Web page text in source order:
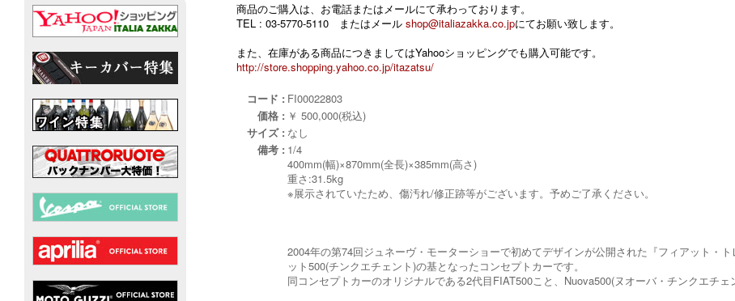
商品のご購入は、お電話またはメールにて承わっております。
TEL : 03-5770-5110 またはメール shop@italiazakka.co.jpにてお願い致します。
また、在庫がある商品につきましてはYahooショッピングでも購入可能です。
http://store.shopping.yahoo.co.jp/itazatsu/
コード : FI00022803
価格 : ￥ 500,000(税込)
サイズ : なし
備考 : 1/4
400mm(幅)×870mm(全長)×385mm(高さ)
重さ:31.5kg
※展示されていたため、傷汚れ/修正跡等がございます。予めご了承ください。
2004年の第74回ジュネーヴ・モーターショーで初めてデザインが公開された『フィアット・
ット500(チンクエチェント)の基となったコンセプトカーです。
同コンセプトカーのオリジナルである2代目FIAT500こと、Nuova500(ヌオーバ・チンクエチ